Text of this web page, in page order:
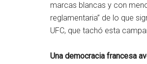
marcas blancas y con
reglamentaria” de lo que
UFC, que tachó esta
Una democracia francesa